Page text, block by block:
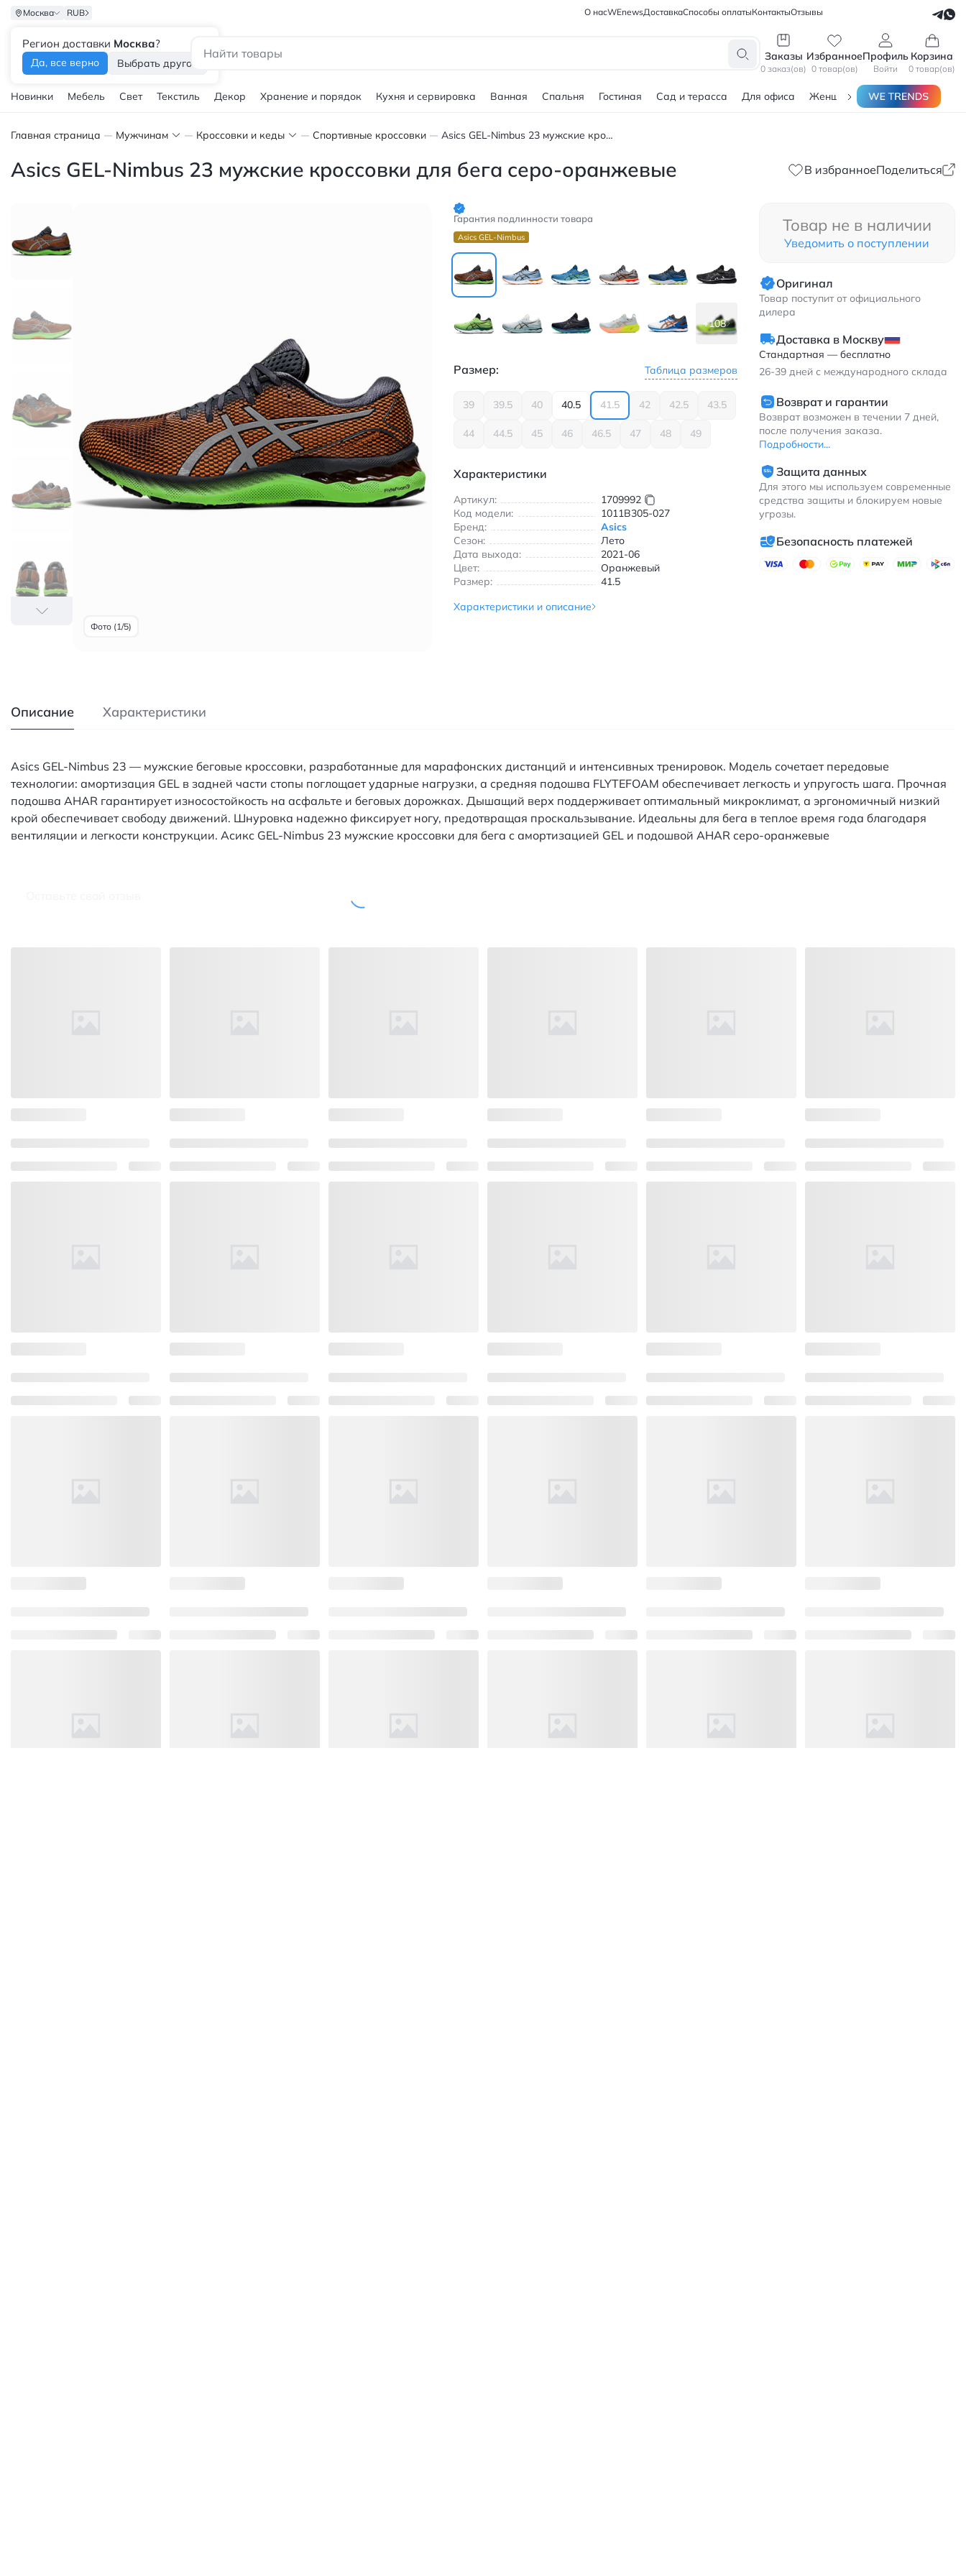
Москва
Регион доставки Москва?
Да, все верно Выбрать другой
RUB О насWEnewsДоставкаСпособы оплатыКонтактыОтзывы
Заказы
0 заказ(ов)
Избранное
0 товар(ов)
Профиль
Войти
Корзина
0 товар(ов)
Новинки Мебель Свет Текстиль Декор Хранение и порядок Кухня и сервировка Ванная Спальня Гостиная Сад и терасса Для офиса Женщинам Мужчинам
Главная страница Мужчинам Кроссовки и кеды Спортивные кроссовки Asics GEL-Nimbus 23 мужские кроссовки для бега серо-оранжевые
Asics GEL-Nimbus 23 мужские кроссовки для бега серо-оранжевые В избранноеПоделиться
Фото (1/5)
Гарантия подлинности товара
Asics GEL-Nimbus
+108
Размер: Таблица размеров
39 39.5 40 40.5 41.5 42 42.5 43.5
44 44.5 45 46 46.5 47 48 49
Характеристики
Артикул:
1709992
Код модели:
1011B305-027
Бренд:
Asics
Сезон:
Лето
Дата выхода:
2021-06
Цвет:
Оранжевый
Размер:
41.5
Характеристики и описание
Товар не в наличии
Уведомить о поступлении
Оригинал
Товар поступит от официального
дилера
Доставка в Москву
Стандартная — бесплатно
26-39 дней с международного склада
Возврат и гарантии
Возврат возможен в течении 7 дней,
после получения заказа.
Подробности...
Защита данных
Для этого мы используем современные
средства защиты и блокируем новые
угрозы.
Безопасность платежей
Описание Характеристики
Asics GEL-Nimbus 23 — мужские беговые кроссовки, разработанные для марафонских дистанций и интенсивных тренировок. Модель сочетает передовые
технологии: амортизация GEL в задней части стопы поглощает ударные нагрузки, а средняя подошва FLYTEFOAM обеспечивает легкость и упругость шага. Прочная
подошва AHAR гарантирует износостойкость на асфальте и беговых дорожках. Дышащий верх поддерживает оптимальный микроклимат, а эргономичный низкий
крой обеспечивает свободу движений. Шнуровка надежно фиксирует ногу, предотвращая проскальзывание. Идеальны для бега в теплое время года благодаря
вентиляции и легкости конструкции. Асикс GEL-Nimbus 23 мужские кроссовки для бега с амортизацией GEL и подошвой AHAR серо-оранжевые